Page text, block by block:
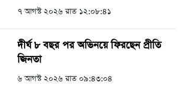
৭ আগস্ট ২০২৬ রাত ১২:০৮:৪১
দীর্ঘ ৮ বছর পর অভিনয়ে ফিরছেন প্রীতি
জিনতা
৬ আগস্ট ২০২৬ রাত ০৯:৪৩:০৪